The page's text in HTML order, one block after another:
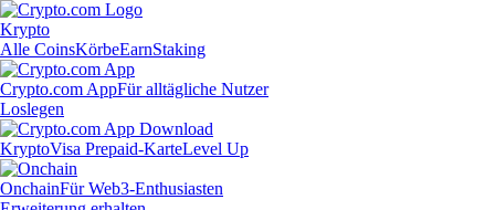
Krypto
Alle CoinsKörbeEarnStaking
Crypto.com AppFür alltägliche Nutzer
Loslegen
KryptoVisa Prepaid-KarteLevel Up
OnchainFür Web3-Enthusiasten